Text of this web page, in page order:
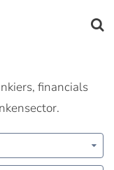
financials